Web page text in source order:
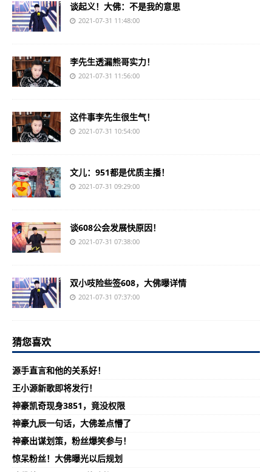
谈起义！大佛：不是我的意思
2021-07-31 11:48:00
李先生透漏熊哥实力！
2021-07-31 11:56:00
这件事李先生很生气！
2021-07-31 10:54:00
文儿：951都是优质主播！
2021-07-31 09:29:00
谈608公会发展快原因！
2021-07-31 07:38:00
双小吱险些签608，大佛曝详情
2021-07-31 07:37:00
猜您喜欢
源手直言和他的关系好！
王小源新歌即将发行！
神豪凯奇现身3851，竟没权限
神豪九辰一句话，大佛差点懵了
神豪出谋划策，粉丝爆笑参与！
惊呆粉丝！大佛曝光以后规划